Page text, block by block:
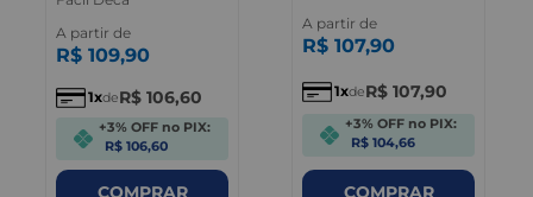
A partir de
R$ 109,90
1 deR$ 106,60
+3% OFF no PIX:
R$ 106,60
COMPRAR
A partir de
R$ 107,90
1 deR$ 107,90
+3% OFF no PIX:
R$ 104,66
COMPRAR